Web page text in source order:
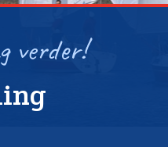
verder!